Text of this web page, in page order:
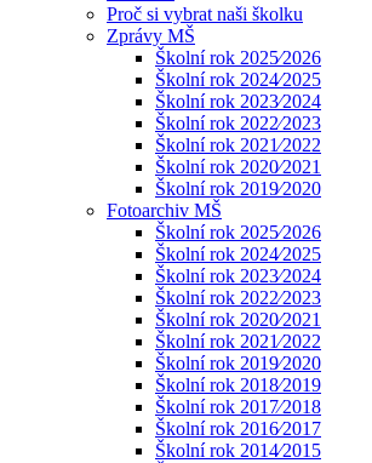
Proč si vybrat naši školku
Zprávy MŠ
Školní rok 2025⁄2026
Školní rok 2024⁄2025
Školní rok 2023⁄2024
Školní rok 2022⁄2023
Školní rok 2021⁄2022
Školní rok 2020⁄2021
Školní rok 2019⁄2020
Fotoarchiv MŠ
Školní rok 2025⁄2026
Školní rok 2024⁄2025
Školní rok 2023⁄2024
Školní rok 2022⁄2023
Školní rok 2020⁄2021
Školní rok 2021⁄2022
Školní rok 2019⁄2020
Školní rok 2018⁄2019
Školní rok 2017⁄2018
Školní rok 2016⁄2017
Školní rok 2014⁄2015